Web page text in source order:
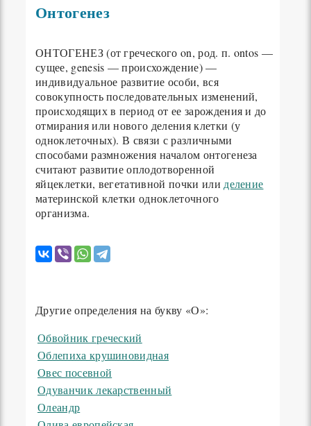
Онтогенез
ОНТОГЕНЕЗ (от греческого on, род. п. ontos —
сущее, genesis — происхождение) —
индивидуальное развитие особи, вся
совокупность последовательных изменений,
происходящих в период от ее зарождения и до
отмирания или нового деления клетки (у
одноклеточных). В связи с различными
способами размножения началом онтогенеза
считают развитие оплодотворенной
яйцеклетки, вегетативной почки или деление
материнской клетки одноклеточного
организма.
Другие определения на букву «О»:
Обвойник греческий
Облепиха крушиновидная
Овес посевной
Одуванчик лекарственный
Олеандр